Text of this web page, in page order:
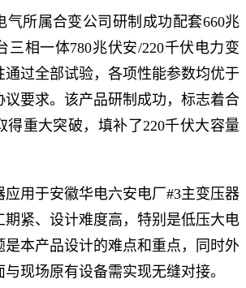
气所属合变公司研制成功配套660兆
三相一体780兆伏安/220千伏电力变
通过全部试验，各项性能参数均优于
议要求。该产品研制成功，标志着合
得重大突破，填补了220千伏大容量
于安徽华电六安电厂#3主变压器
期紧、设计难度高，特别是低压大电
是本产品设计的难点和重点，同时外
现场原有设备需实现无缝对接。